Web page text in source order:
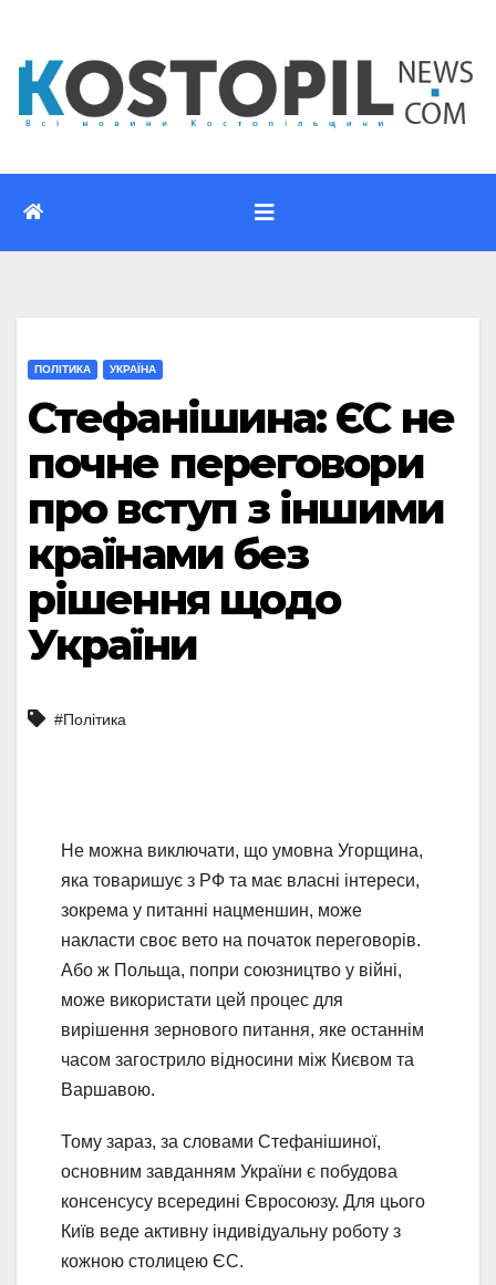
вмісту
ПОЛІТИКА УКРАЇНА
Стефанішина: ЄС не
почне переговори
про вступ з іншими
країнами без
рішення щодо
України
#Політика
Не можна виключати, що умовна Угорщина,
яка товаришує з РФ та має власні інтереси,
зокрема у питанні нацменшин, може
накласти своє вето на початок переговорів.
Або ж Польща, попри союзництво у війні,
може використати цей процес для
вирішення зернового питання, яке останнім
часом загострило відносини між Києвом та
Варшавою.
Тому зараз, за словами Стефанішиної,
основним завданням України є побудова
консенсусу всередині Євросоюзу. Для цього
Київ веде активну індивідуальну роботу з
кожною столицею ЄС.